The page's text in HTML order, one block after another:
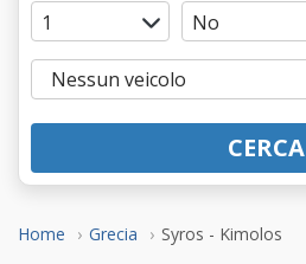
Home Grecia Syros - Kimolos
CERCA